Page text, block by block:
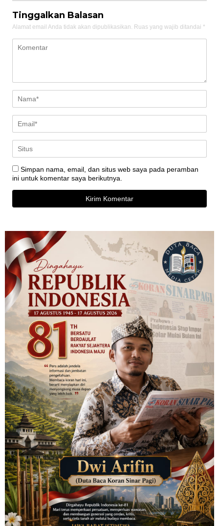
Tinggalkan Balasan
Alamat email Anda tidak akan dipublikasikan. Ruas yang wajib ditandai *
Simpan nama, email, dan situs web saya pada peramban
ini untuk komentar saya berikutnya.